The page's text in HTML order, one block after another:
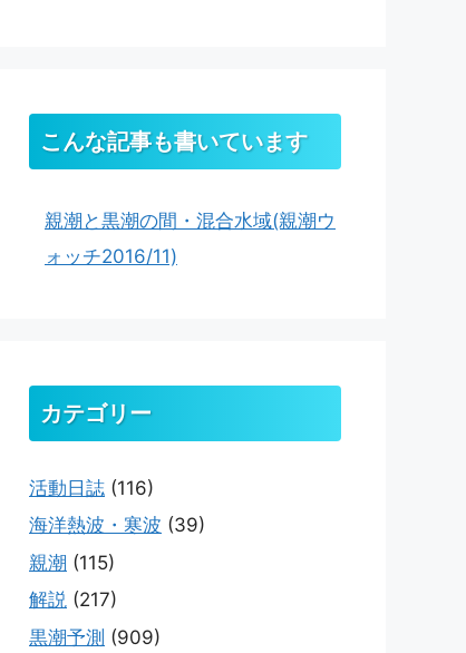
こんな記事も書いています
親潮と黒潮の間・混合水域(親潮ウ
ォッチ2016/11)
カテゴリー
活動日誌 (116)
海洋熱波・寒波 (39)
親潮 (115)
解説 (217)
黒潮予測 (909)